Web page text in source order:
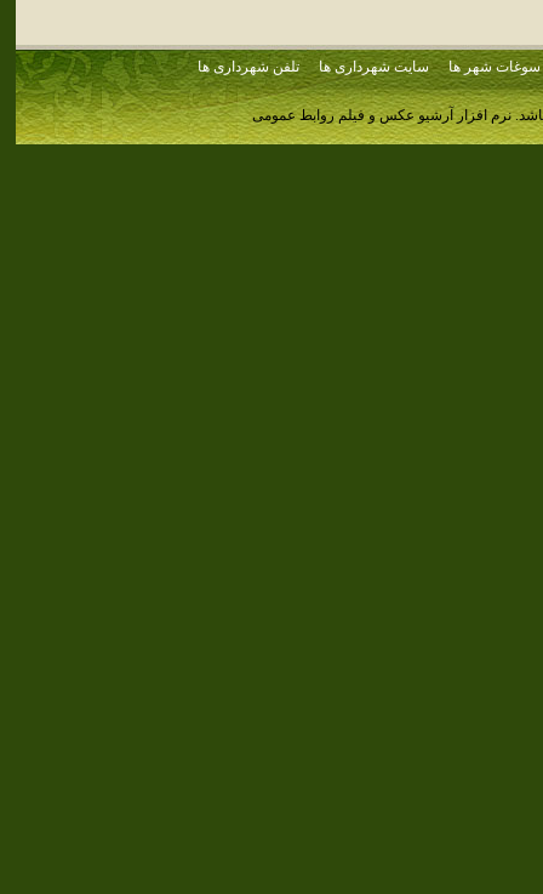
سوغات شهر ها سایت شهرداری ها تلفن شهرداری ها
نرم افزار آرشیو عکس و فیلم روابط عمومی